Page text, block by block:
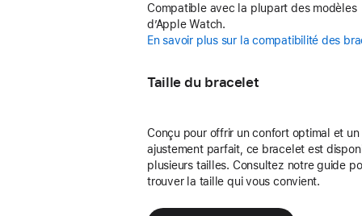
Compatible avec la plupart des modèles
d’Apple Watch.
En savoir plus sur la compatibilité des
Taille du bracelet
Conçu pour offrir un confort optimal et un
ajustement parfait, ce bracelet est
plusieurs tailles. Consultez notre guide
trouver la taille qui vous convient.